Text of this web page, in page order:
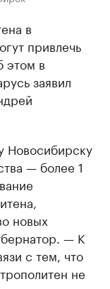
в
привлечь
этом в
заявил
Новосибирску
— более 1
новых
— К
с тем, что
не